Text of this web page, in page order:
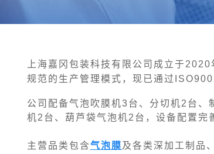
上海嘉冈包装科技有限公司成立于
规范的生产管理模式，现已通过
公司配备气泡吹膜机3台、分切机2台
机2台、葫芦袋气泡机2台，设备配置完
主营品类包含气泡膜 及各类深加工制品、